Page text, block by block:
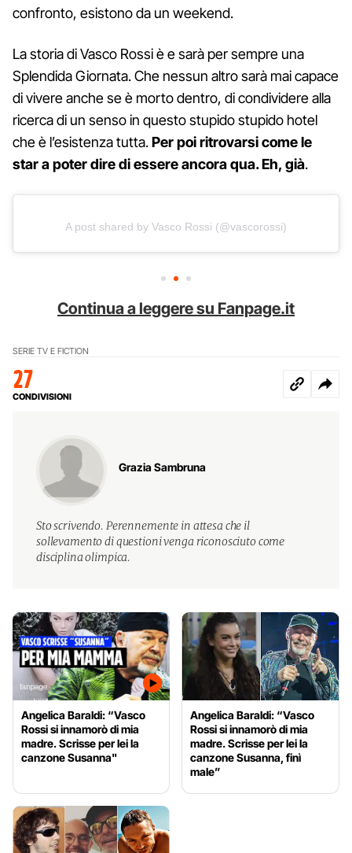
confronto, esistono da un weekend.
La storia di Vasco Rossi è e sarà per sempre una
Splendida Giornata. Che nessun altro sarà mai capace
di vivere anche se è morto dentro, di condividere alla
ricerca di un senso in questo stupido stupido hotel
che è l’esistenza tutta.Per poi ritrovarsi come le
star a poter dire di essere ancora qua. Eh, già.
A post shared by Vasco Rossi (@vascorossi)
Continua a leggere su Fanpage.it
SERIE TV E FICTION
27
CONDIVISIONI
Grazia Sambruna
Sto scrivendo. Perennemente in attesa che il
sollevamento di questioni venga riconosciuto come
disciplina olimpica.
Angelica Baraldi: “Vasco
Rossi si innamorò di mia
madre. Scrisse per lei la
canzone Susanna"
Angelica Baraldi: “Vasco
Rossi si innamorò di mia
madre. Scrisse per lei la
canzone Susanna, finì
male”